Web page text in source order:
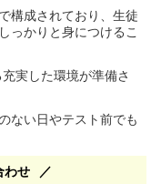
構成されており、生徒
っかりと身につけるこ
実した環境が準備さ
ない日やテスト前でも
わせ